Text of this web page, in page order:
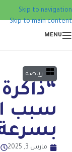
Skip to navigation
Skip to main content
MENU
رياضة
سبب
مارس 3, 2025